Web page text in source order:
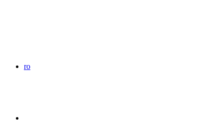
ro